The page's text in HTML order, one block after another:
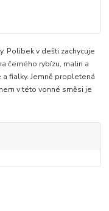
Polibek v dešti zachycuje
černého rybízu, malin a
fialky. Jemně propletená
v této vonné směsi je